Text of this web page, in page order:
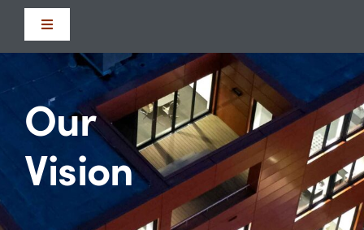
Toggle
Navigation
Company
Aerospace Solutions
Our
Vision